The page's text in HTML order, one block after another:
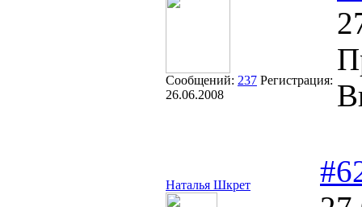
Сообщений: 237 Регистрация:
26.06.2008
Наталья Шкрет